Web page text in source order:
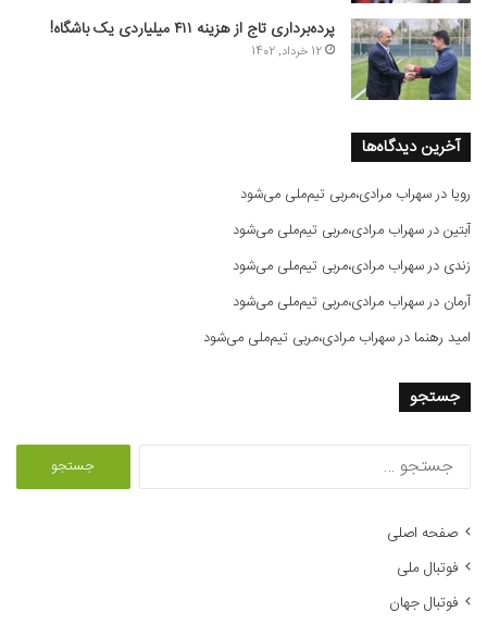
پرده‌برداری تاج از هزینه ۴۱۱ میلیاردی یک باشگاه!
12 خرداد, 1402
آخرین دیدگاه‌ها
رویا درسهراب مرادی،مربی تیم‌ملی می‌شود
آبتیندرسهراب مرادی،مربی تیم‌ملی می‌شود
زندی درسهراب مرادی،مربی تیم‌ملی می‌شود
آرمان درسهراب مرادی،مربی تیم‌ملی می‌شود
امید رهنما درسهراب مرادی،مربی تیم‌ملی می‌شود
جستجو
صفحه اصلی
فوتبال ملی
فوتبال جهان